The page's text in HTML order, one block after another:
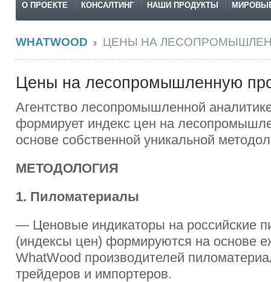
О ПРОЕКТЕ КОНСАЛТИНГ НАШИ ПРОДУКТЫ
WHATWOOD ЦЕНЫ НА
Цены на лесопромышленную
Агентство лесопромышленной
формирует индекс цен на
основе собственной уникальной
МЕТОДОЛОГИЯ
1. Пиломатериалы
— Ценовые индикаторы на российские
(индексы цен) формируются на основе
WhatWood производителей
трейдеров и импортеров.